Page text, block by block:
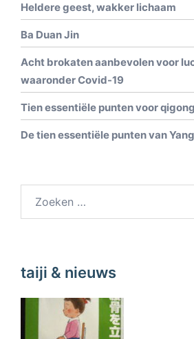
Heldere geest, wakker lichaam
Ba Duan Jin
Acht brokaten aanbevolen voor
waaronder Covid-19
Tien essentiële punten voor qigong
De tien essentiële punten van
taiji & nieuws